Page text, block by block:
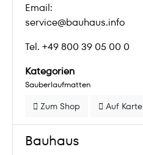
Email:
service@bauhaus.info
Tel. +49 800 39 05 00 0
Kategorien
Sauberlaufmatten
Zum Shop Auf Karte
Bauhaus